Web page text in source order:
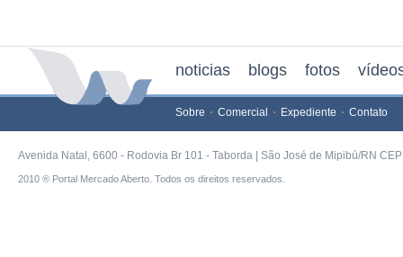
noticias blogs fotos
Sobre Comercial Expediente Contato
Avenida Natal, 6600 - Rodovia Br 101 - Taborda | São José de Mipibú/RN
2010 ® Portal Mercado Aberto. Todos os direitos reservados.